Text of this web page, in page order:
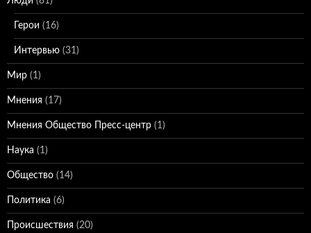
Герои (16)
Интервью (31)
Мир (1)
Мнения (17)
Мнения Общество Пресс-центр (1)
Наука (1)
Общество (14)
Политика (6)
Происшествия (20)